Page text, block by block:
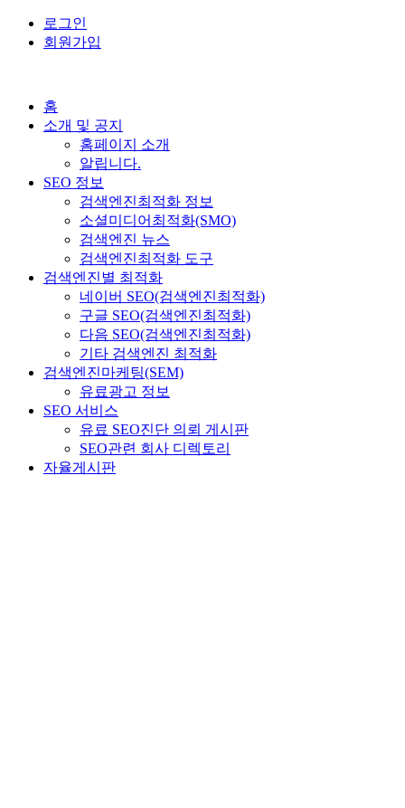
로그인
회원가입
홈
소개 및 공지
홈페이지 소개
알립니다.
SEO 정보
검색엔진최적화 정보
소셜미디어최적화(SMO)
검색엔진 뉴스
검색엔진최적화 도구
검색엔진별 최적화
네이버 SEO(검색엔진최적화)
구글 SEO(검색엔진최적화)
다음 SEO(검색엔진최적화)
기타 검색엔진 최적화
검색엔진마케팅(SEM)
유료광고 정보
SEO 서비스
유료 SEO진단 의뢰 게시판
SEO관련 회사 디렉토리
자율게시판